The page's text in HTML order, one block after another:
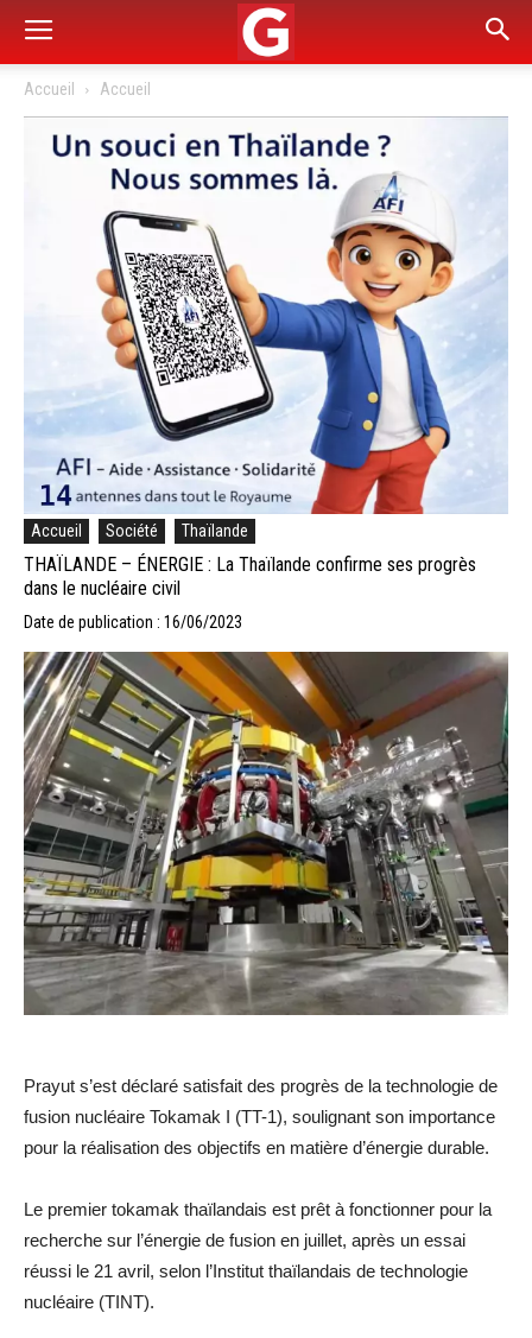
Accueil Accueil
Accueil Société Thaïlande
THAÏLANDE – ÉNERGIE : La Thaïlande confirme ses progrès
dans le nucléaire civil
Date de publication : 16/06/2023
Prayut s’est déclaré satisfait des progrès de la technologie de
fusion nucléaire Tokamak I (TT-1), soulignant son importance
pour la réalisation des objectifs en matière d’énergie durable.
Le premier tokamak thaïlandais est prêt à fonctionner pour la
recherche sur l’énergie de fusion en juillet, après un essai
réussi le 21 avril, selon l’Institut thaïlandais de technologie
nucléaire (TINT).